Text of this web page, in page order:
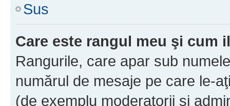
Sus
Care este rangul meu şi cum
Rangurile, care apar sub
numărul de mesaje pe care le-
(de exemplu moderatorii şi